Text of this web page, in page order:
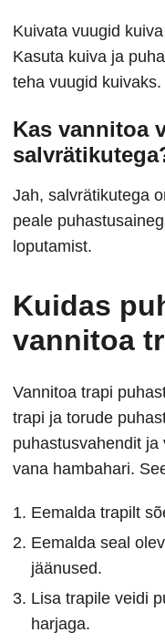
Kuivata vuugid
Kasuta kuiva ja
teha vuugid kuivaks.
Kas vannitoa
Jah, salvrätikutega
peale
loputamist.
Kuidas
vannitoa
Vannitoa trapi
trapi ja torude
puhastusvahendit
vana hambahari.
Eemalda trapilt
Eemalda seal
jäänused.
Lisa trapile veidi
harjaga.